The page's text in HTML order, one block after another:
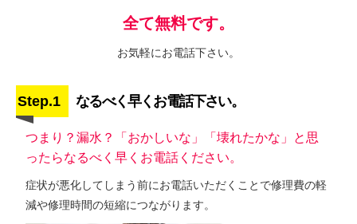
全て無料です。
お気軽にお電話下さい。
Step.1 なるべく早くお電話下さい。
つまり？漏水？「おかしいな」「壊れたかな」と思
ったらなるべく早くお電話ください。
症状が悪化してしまう前にお電話いただくことで修理費の軽
減や修理時間の短縮につながります。